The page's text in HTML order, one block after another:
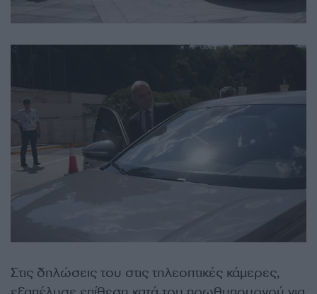
Στις δηλώσεις του στις τηλεοπτικές κάμερες,